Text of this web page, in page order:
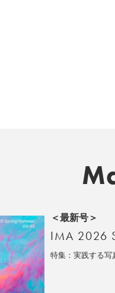
＜最新号＞
IMA 2026
特集：実践する写